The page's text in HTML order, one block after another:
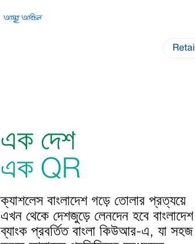
Retail
এক দেশ
এক QR
ক্যাশলেস বাংলাদেশ গড়ে তোলার প্রত্যয়ে
এখন থেকে দেশজুড়ে লেনদেন হবে বাংলাদেশ
ব্যাংক প্রবর্তিত বাংলা কিউআর-এ, যা সহজ